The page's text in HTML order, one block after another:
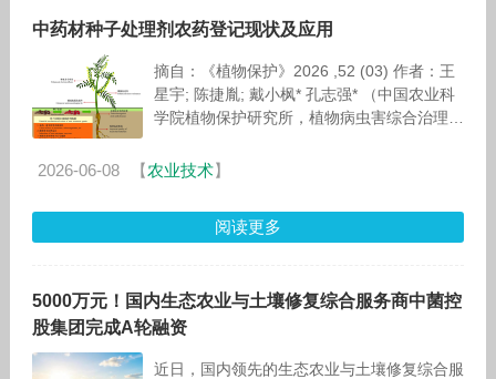
中药材种子处理剂农药登记现状及应用
摘自：《植物保护》2026 ,52 (03) 作者：王
星宇; 陈捷胤; 戴小枫* 孔志强* （中国农业科
学院植物保护研究所，植物病虫害综合治理全
2026-06-08 【农业技术】
阅读更多
5000万元！国内生态农业与土壤修复综合服务商中菌控
股集团完成A轮融资
近日，国内领先的生态农业与土壤修复综合服